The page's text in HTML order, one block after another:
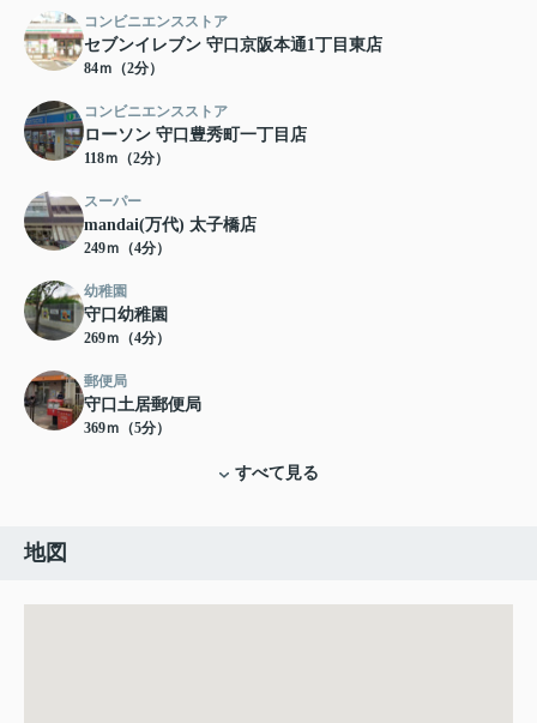
コンビニエンスストア
セブンイレブン 守口京阪本通1丁目東店
84ｍ（2分）
コンビニエンスストア
ローソン 守口豊秀町一丁目店
118ｍ（2分）
スーパー
mandai(万代) 太子橋店
249ｍ（4分）
幼稚園
守口幼稚園
269ｍ（4分）
郵便局
守口土居郵便局
369ｍ（5分）
すべて見る
地図